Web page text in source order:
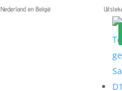
en België